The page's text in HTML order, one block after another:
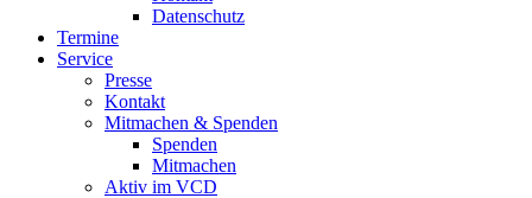
Datenschutz
Termine
Service
Presse
Kontakt
Mitmachen & Spenden
Spenden
Mitmachen
Aktiv im VCD